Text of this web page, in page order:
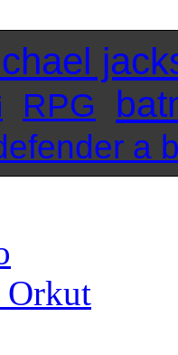
RPG
a
Orkut